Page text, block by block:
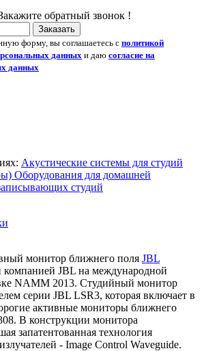
обратный звонок !
Заказать
форму, вы соглашаетесь с политикой
данных и даю согласие на
данных
Акустические системы для студий
Оборудования для домашней
студий
монитор ближнего поля JBL
компанией JBL на международной
NAMM 2013. Студийный монитор
серии JBL LSR3, которая включает в
активные мониторы ближнего
В конструкции монитора
запатентованная технология
- Image Control Waveguide.